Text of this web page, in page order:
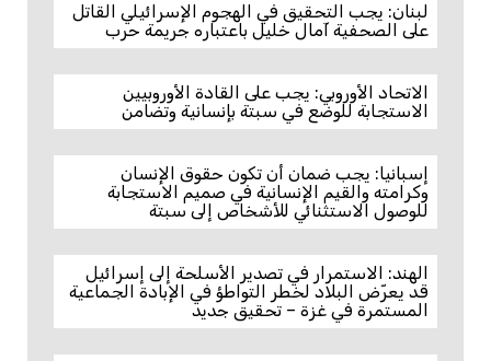
لبنان: يجب التحقيق في الهجوم الإسرائيلي القاتل
على الصحفية آمال خليل باعتباره جريمة حرب
الاتحاد الأوروبي: يجب على القادة الأوروبيين
الاستجابة للوضع في سبتة بإنسانية وتضامن
إسبانيا: يجب ضمان أن تكون حقوق الإنسان
وكرامته والقيم الإنسانية في صميم الاستجابة
للوصول الاستثنائي للأشخاص إلى سبتة
الهند: الاستمرار في تصدير الأسلحة إلى إسرائيل
قد يعرّض البلاد لخطر التواطؤ في الإبادة الجماعية
المستمرة في غزة – تحقيق جديد